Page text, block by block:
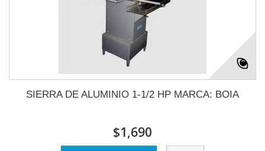
SIERRA DE ALUMINIO 1-1/2 HP MARCA: BOIA
$1,690